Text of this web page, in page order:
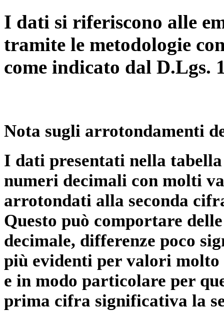
I dati si riferiscono alle
tramite le metodologie
come indicato dal D.Lgs.
Nota sugli arrotondamenti
I dati presentati nella
numeri decimali con molti
arrotondati alla seconda
Questo può comportare
decimale, differenze poco
più evidenti per valori
e in modo particolare per
prima cifra significativa la